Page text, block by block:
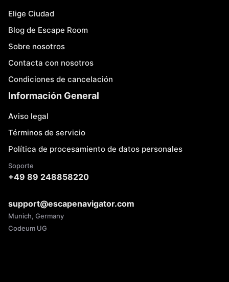
Elige Ciudad
Blog de Escape Room
Sobre nosotros
Contacta con nosotros
Condiciones de cancelación
Información General
Aviso legal
Términos de servicio
Política de procesamiento de datos personales
Soporte
+49 89 248858220
support@escapenavigator.com
Munich, Germany
Codeum UG